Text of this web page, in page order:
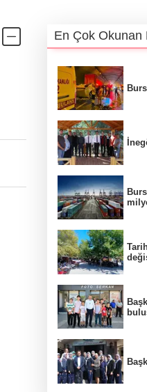
En Çok Okunan